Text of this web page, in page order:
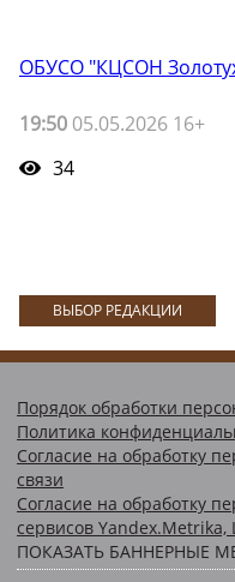
ОБУСО "КЦСОН
19:50 05.05.2026 16+
34
ВЫБОР РЕДАКЦИИ
Порядок обработки
Политика
Согласие на обработку
связи
Согласие на обработку
сервисов
ПОКАЗАТЬ БАННЕРНЫЕ